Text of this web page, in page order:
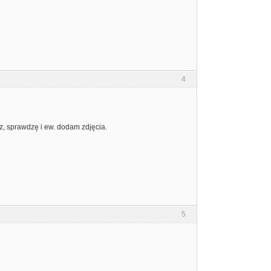
4
sprawdzę i ew. dodam zdjęcia.
5